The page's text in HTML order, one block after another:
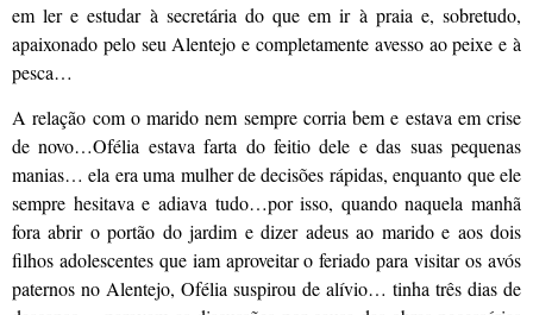
em ler e estudar à secretária do que em ir à praia e, sobretudo,
apaixonado pelo seu Alentejo e completamente avesso ao peixe e à
pesca…
A relação com o marido nem sempre corria bem e estava em crise
de novo…Ofélia estava farta do feitio dele e das suas pequenas
manias… ela era uma mulher de decisões rápidas, enquanto que ele
sempre hesitava e adiava tudo…por isso, quando naquela manhã
fora abrir o portão do jardim e dizer adeus ao marido e aos dois
filhos adolescentes que iam aproveitar o feriado para visitar os avós
paternos no Alentejo, Ofélia suspirou de alívio… tinha três dias de